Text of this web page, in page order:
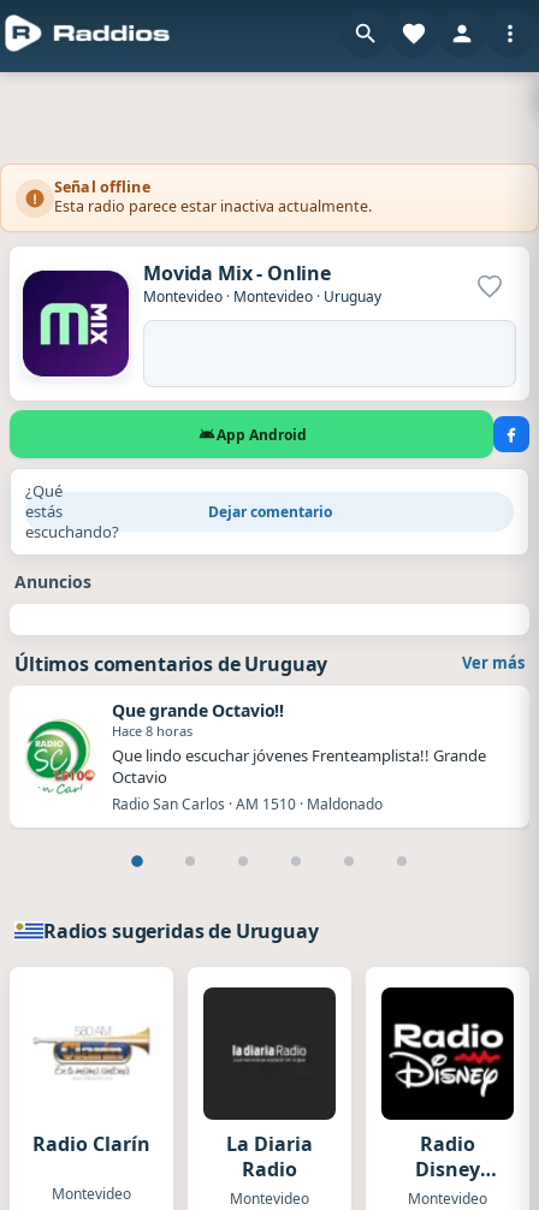
Señal offline
Esta radio parece estar inactiva actualmente.
Movida Mix - Online
Montevideo · Montevideo · Uruguay
App Android
¿Qué
estás
escuchando?
Dejar comentario
Anuncios
Últimos comentarios de Uruguay Ver más
Que grande Octavio!!
Hace 8 horas
Que lindo escuchar jóvenes Frenteamplista!! Grande
Octavio
Radio San Carlos · AM 1510 · Maldonado
Radios sugeridas de Uruguay
Radio Clarín
Montevideo
La Diaria
Radio
Montevideo
Radio
Disney
Uruguay
Montevideo